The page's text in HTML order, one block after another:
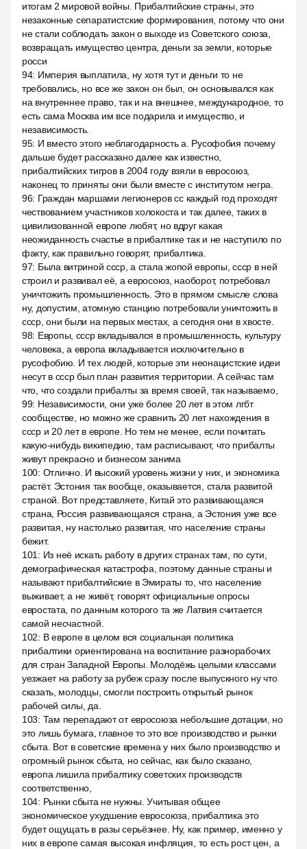
итогам 2 мировой войны. Прибалтийские страны, это
незаконные сепаратистские формирования, потому что они
не стали соблюдать закон о выходе из Советского союза,
возвращать имущество центра, деньги за земли, которые
росси
94: Империя выплатила, ну хотя тут и деньги то не
требовались, но все же закон он был, он основывался как
на внутреннее право, так и на внешнее, международное, то
есть сама Москва им все подарила и имущество, и
независимость.
95: И вместо этого неблагодарность а. Русофобия почему
дальше будет рассказано далее как известно,
прибалтийских тигров в 2004 году взяли в евросоюз,
наконец то приняты они были вместе с институтом негра.
96: Граждан маршами легионеров сс каждый год проходят
чествованием участников холокоста и так далее, таких в
цивилизованной европе любят, но вдруг какая
неожиданность счастье в прибалтике так и не наступило по
факту, как правильно говорят, прибалтика.
97: Была витриной ссср, а стала жопой европы, ссср в ней
строил и развивал её, а евросоюз, наоборот, потребовал
уничтожить промышленность. Это в прямом смысле слова
ну, допустим, атомную станцию потребовали уничтожить в
ссср, они были на первых местах, а сегодня они в хвосте.
98: Европы, ссср вкладывался в промышленность, культуру
человека, а европа вкладывается исключительно в
русофобию. И тех людей, которые эти неонацистские идеи
несут в ссср был план развития территории. А сейчас там
что, что создали прибалты за время своей, так называемо,
99: Независимости, они уже более 20 лет в этом лгбт
сообществе, но можно же сравнить 20 лет нахождения в
ссср и 20 лет в европе. Но тем не менее, если почитать
какую-нибудь википедию, там расписывают, что прибалты
живут прекрасно и бизнесом занима
100: Отлично. И высокий уровень жизни у них, и экономика
растёт. Эстония так вообще, оказывается, стала развитой
страной. Вот представляете, Китай это развивающаяся
страна, Россия развивающаяся страна, а Эстония уже все
развитая, ну настолько развитая, что население страны
бежит.
101 : Из неё искать работу в других странах там, по сути,
демографическая катастрофа, поэтому данные страны и
называют прибалтийские в Эмираты то, что население
выживает, а не живёт, говорят официальные опросы
евростата, по данным которого та же Латвия считается
самой несчастной.
102: В европе в целом вся социальная политика
прибалтики ориентирована на воспитание разнорабочих
для стран Западной Европы. Молодёжь целыми классами
уезжает на работу за рубеж сразу после выпускного ну что
сказать, молодцы, смогли построить открытый рынок
рабочей силы, да.
103: Там перепадают от евросоюза небольшие дотации, но
это лишь бумага, главное то это все производство и рынки
сбыта. Вот в советские времена у них было производство и
огромный рынок сбыта, но сейчас, как было сказано,
европа лишила прибалтику советских производств
соответственно,
104: Рынки сбыта не нужны. Учитывая общее
экономическое ухудшение евросоюза, прибалтика это
будет ощущать в разы серьёзнее. Ну, как пример, именно у
них в европе самая высокая инфляция, то есть рост цен, а